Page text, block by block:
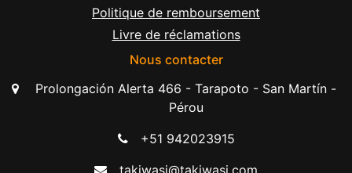
Politique de remboursement
Livre de réclamations
Nous contacter
Prolongación Alerta 466 - Tarapoto - San Martín -
Pérou
+51 942023915